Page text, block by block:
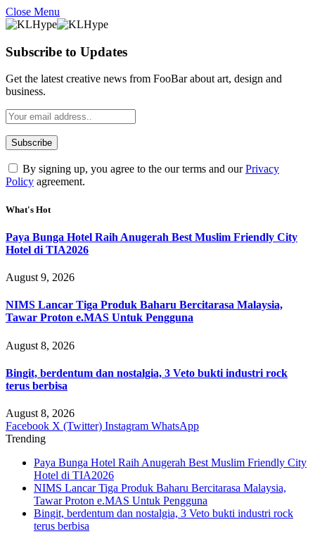
Close Menu
Subscribe to Updates
Get the latest creative news from FooBar about art, design and
business.
By signing up, you agree to the our terms and ourPrivacy
Policy agreement.
What's Hot
Paya Bunga Hotel Raih Anugerah Best Muslim Friendly City
Hotel di TIA2026
August 9, 2026
NIMS Lancar Tiga Produk Baharu Bercitarasa Malaysia,
Tawar Proton e.MAS Untuk Pengguna
August 8, 2026
Bingit, berdentum dan nostalgia, 3 Veto bukti industri rock
terus berbisa
August 8, 2026
Facebook X (Twitter) Instagram WhatsApp
Trending
Paya Bunga Hotel Raih Anugerah Best Muslim Friendly City
Hotel di TIA2026
NIMS Lancar Tiga Produk Baharu Bercitarasa Malaysia,
Tawar Proton e.MAS Untuk Pengguna
Bingit, berdentum dan nostalgia, 3 Veto bukti industri rock
terus berbisa